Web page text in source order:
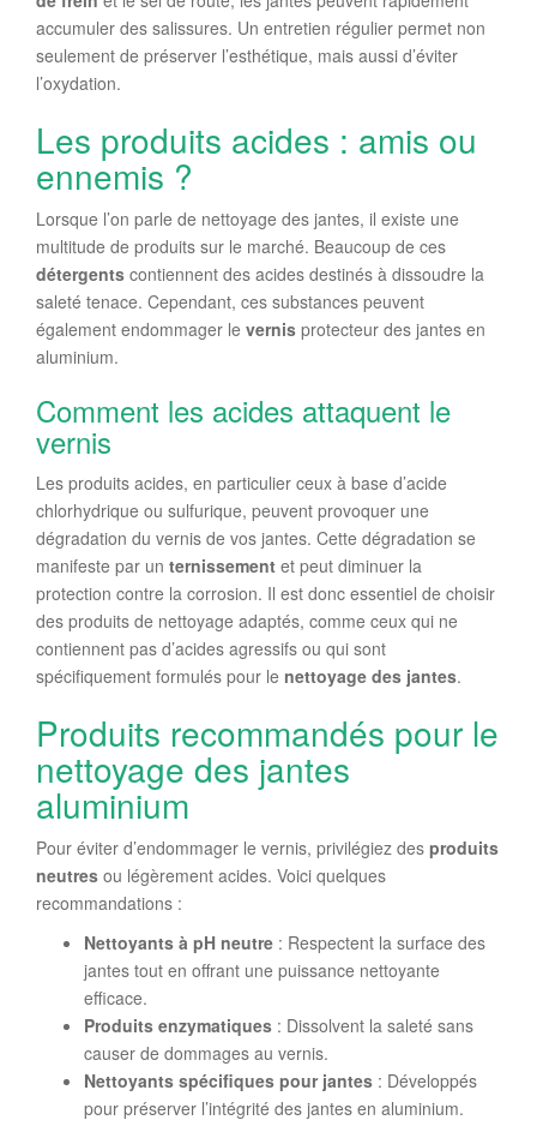
accumuler des salissures. Un entretien régulier permet non
seulement de préserver l’esthétique, mais aussi d’éviter
l’oxydation.
Les produits acides : amis ou
ennemis ?
Lorsque l’on parle de nettoyage des jantes, il existe une
multitude de produits sur le marché. Beaucoup de ces
détergents contiennent des acides destinés à dissoudre la
saleté tenace. Cependant, ces substances peuvent
également endommager le vernis protecteur des jantes en
aluminium.
Comment les acides attaquent le
vernis
Les produits acides, en particulier ceux à base d’acide
chlorhydrique ou sulfurique, peuvent provoquer une
dégradation du vernis de vos jantes. Cette dégradation se
manifeste par un ternissement et peut diminuer la
protection contre la corrosion. Il est donc essentiel de choisir
des produits de nettoyage adaptés, comme ceux qui ne
contiennent pas d’acides agressifs ou qui sont
spécifiquement formulés pour le nettoyage des jantes.
Produits recommandés pour le
nettoyage des jantes
aluminium
Pour éviter d’endommager le vernis, privilégiez des produits
neutres ou légèrement acides. Voici quelques
recommandations :
Nettoyants à pH neutre : Respectent la surface des
jantes tout en offrant une puissance nettoyante
efficace.
Produits enzymatiques : Dissolvent la saleté sans
causer de dommages au vernis.
Nettoyants spécifiques pour jantes : Développés
pour préserver l’intégrité des jantes en aluminium.